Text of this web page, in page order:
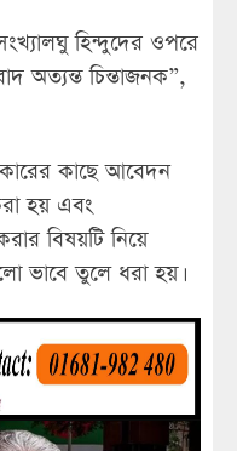
হিন্দুদের ওপরে
অত্যন্ত চিন্তাজনক”,
কাছে আবেদন
হয় এবং
বিষয়টি নিয়ে
ভাবে তুলে ধরা হয়।